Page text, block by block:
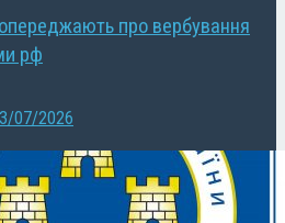
про вербування
рф
07/2026